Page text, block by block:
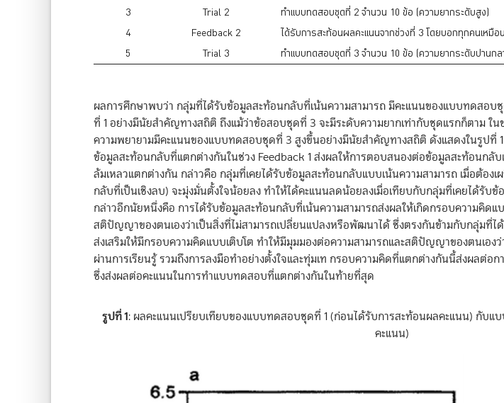
3
Trial 2
ทำแบบทดสอบชุดที่ 2 จำนวน 10 ข้อ (ความยากระดับสูง)
4
Feedback 2
ได้รับการสะท้อนผลคะแนนจากช่วงที่ 3 โดยบอกทุกคนเหมือ
5
Trial 3 ทำแบบทดสอบชุดที่ 3 จำนวน 10 ข้อ (ความยากระดับปานกล
ผลการศึกษาพบว่า กลุ่มที่ได้รับข้อมูลสะท้อนกลับที่เน้นความสามารถ มีคะแนนของแบบทดสอ
ที่ 1 อย่างมีนัยสำคัญทางสถิติ ถึงแม้ว่าข้อสอบชุดที่ 3 จะมีระดับความยากเท่ากับชุดแรกก็ตาม
ความพยายามมีคะแนนของแบบทดสอบชุดที่ 3 สูงขึ้นอย่างมีนัยสำคัญทางสถิติ ดังแสดงในรูปที่
ข้อมูลสะท้อนกลับที่แตกต่างกันในช่วง Feedback 1 ส่งผลให้การตอบสนองต่อข้อมูลสะท้อนกลับ
ล้มเหลวแตกต่างกัน กล่าวคือ กลุ่มที่เคยได้รับข้อมูลสะท้อนกลับแบบเน้นความสามารถ เมื่อต้อง
กลับที่เป็นเชิงลบ) จะมุ่งมั่นตั้งใจน้อยลง ทำให้ได้คะแนนลดน้อยลงเมื่อเทียบกับกลุ่มที่เคยได้รับ
กล่าวอีกนัยหนึ่งคือ การได้รับข้อมูลสะท้อนกลับที่เน้นความสามารถส่งผลให้เกิดกรอบความคิด
สติปัญญาของตนเองว่าเป็นสิ่งที่ไม่สามารถเปลี่ยนแปลงหรือพัฒนาได้ ซึ่งตรงกันข้ามกับกลุ่มที่
ส่งเสริมให้มีกรอบความคิดแบบเติบโต ทำให้มีมุมมองต่อความสามารถและสติปัญญาของตนเอ
ผ่านการเรียนรู้ รวมถึงการลงมือทำอย่างตั้งใจและทุ่มเท กรอบความคิดที่แตกต่างกันนี้ส่งผลต่
ซึ่งส่งผลต่อคะแนนในการทำแบบทดสอบที่แตกต่างกันในท้ายที่สุด
รูปที่ 1: ผลคะแนนเปรียบเทียบของแบบทดสอบชุดที่ 1 (ก่อนได้รับการสะท้อนผลคะแนน) กับ
คะแนน)